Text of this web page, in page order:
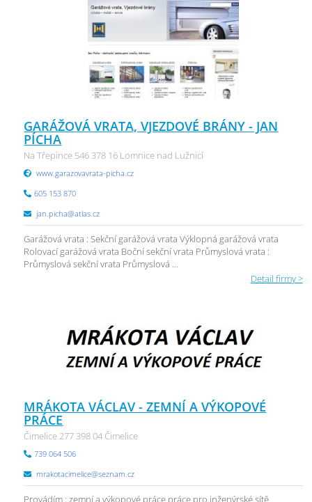
GARÁŽOVÁ VRATA, VJEZDOVÉ BRÁNY - JAN
PÍCHA
Na Třepince 546 378 16 Lomnice nad Lužnicí
www.garazovavrata-picha.cz
605 153 870
jan.picha@atlas.cz
Garážová vrata : Sekční garážová vrata Výklopná garážová vrata
Rolovací garážová vrata Boční sekční vrata Průmyslová vrata :
Průmyslová sekční vrata Průmyslová ...
Detail firmy >
MRÁKOTA VÁCLAV - ZEMNÍ A VÝKOPOVÉ
PRÁCE
Čimelice 277 398 04 Čimelice
739 064 506
mrakotacimelice@seznam.cz
Provádím : zemní a výkopové práce práce pro inženýrské sítě